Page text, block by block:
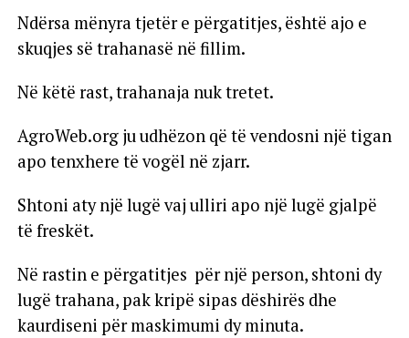
Ndërsa mënyra tjetër e përgatitjes, është ajo e
skuqjes së trahanasë në fillim.
Në këtë rast, trahanaja nuk tretet.
AgroWeb.org ju udhëzon që të vendosni një tigan
apo tenxhere të vogël në zjarr.
Shtoni aty një lugë vaj ulliri apo një lugë gjalpë
të freskët.
Në rastin e përgatitjes për një person, shtoni dy
lugë trahana, pak kripë sipas dëshirës dhe
kaurdiseni për maskimumi dy minuta.